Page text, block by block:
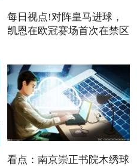
每日视点!对阵皇马进球，
凯恩在欧冠赛场首次在禁区
看点：南京崇正书院木绣球